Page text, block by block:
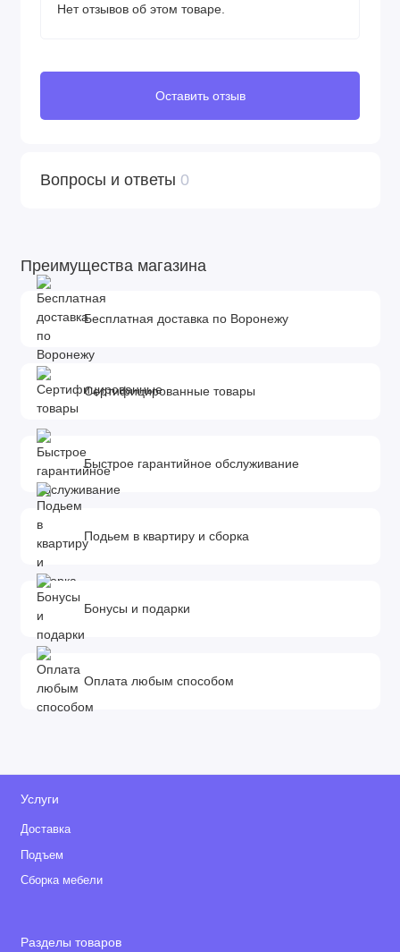
Нет отзывов об этом товаре.
Оставить отзыв
Вопросы и ответы 0
Преимущества магазина
Бесплатная доставка по Воронежу
Сертифицированные товары
Быстрое гарантийное обслуживание
Подьем в квартиру и сборка
Бонусы и подарки
Оплата любым способом
Услуги
Доставка
Подъем
Сборка мебели
Разделы товаров